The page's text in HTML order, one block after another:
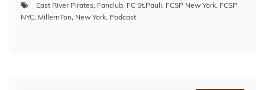
East River Pirates, Fanclub, FC St.Pauli, FCSP New York, FCSP
NYC, MillernTon, New York, Podcast